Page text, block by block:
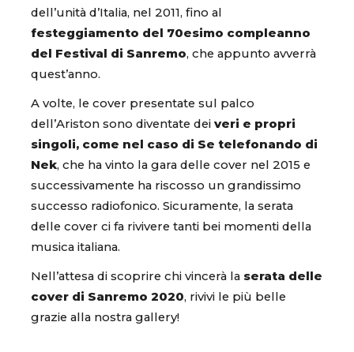
dell’unità d’Italia, nel 2011, fino al
festeggiamento del 70esimo compleanno
del Festival di Sanremo, che appunto avverrà
quest’anno.
A volte, le cover presentate sul palco
dell’Ariston sono diventate dei veri e propri
singoli, come nel caso di Se telefonando di
Nek, che ha vinto la gara delle cover nel 2015 e
successivamente ha riscosso un grandissimo
successo radiofonico. Sicuramente, la serata
delle cover ci fa rivivere tanti bei momenti della
musica italiana.
Nell’attesa di scoprire chi vincerà la serata delle
cover di Sanremo 2020, rivivi le più belle
grazie alla nostra gallery!